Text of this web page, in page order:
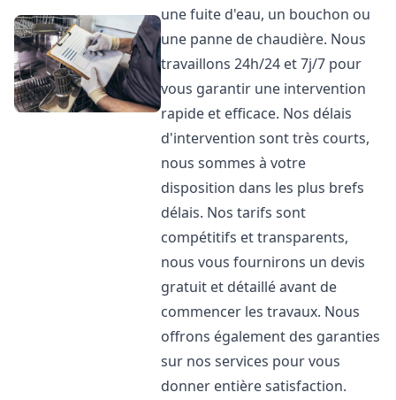
une fuite d'eau, un bouchon ou
une panne de chaudière. Nous
travaillons 24h/24 et 7j/7 pour
vous garantir une intervention
rapide et efficace. Nos délais
d'intervention sont très courts,
nous sommes à votre
disposition dans les plus brefs
délais. Nos tarifs sont
compétitifs et transparents,
nous vous fournirons un devis
gratuit et détaillé avant de
commencer les travaux. Nous
offrons également des garanties
sur nos services pour vous
donner entière satisfaction.